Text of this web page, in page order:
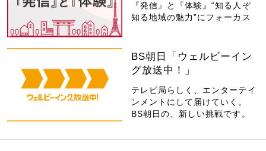
『発信』と『体験』“知る人ぞ
知る地域の魅力”にフォーカス
BS朝日「ウェルビーイン
グ放送中！」
テレビ局らしく、エンターテイ
ンメントにして届けていく。
BS朝日の、新しい挑戦です。